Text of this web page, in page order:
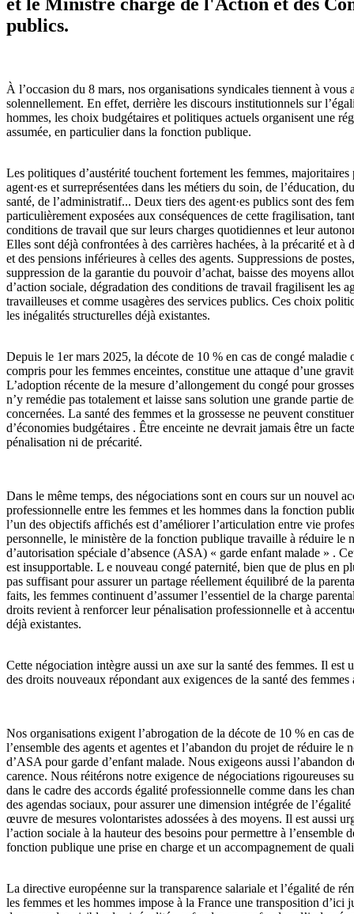
publics.
À l’occasion du 8 mars, nos organisations syndicales tiennent à vous
solennellement. En effet, derrière les discours institutionnels sur
hommes, les choix budgétaires et politiques actuels organisent une
assumée, en particulier dans la fonction publique.
Les politiques d’austérité touchent fortement les femmes, majoritaires
agent·es et surreprésentées dans les métiers du soin, de l’éducation,
santé, de l’administratif... Deux tiers des agent·es publics sont des
particulièrement exposées aux conséquences de cette fragilisation,
conditions de travail que sur leurs charges quotidiennes et leur
Elles sont déjà confrontées à des carrières hachées, à la précarité et à
et des pensions inférieures à celles des agents. Suppressions de
suppression de la garantie du pouvoir d’achat, baisse des moyens
d’action sociale, dégradation des conditions de travail fragilisent les
travailleuses et comme usagères des services publics. Ces choix
les inégalités structurelles déjà existantes.
Depuis le 1er mars 2025, la décote de 10 % en cas de congé maladie
compris pour les femmes enceintes, constitue une attaque d’une
L’adoption récente de la mesure d’allongement du congé pour
n’y remédie pas totalement et laisse sans solution une grande partie
concernées. La santé des femmes et la grossesse ne peuvent
d’économies budgétaires . Être enceinte ne devrait jamais être un
pénalisation ni de précarité.
Dans le même temps, des négociations sont en cours sur un nouvel
professionnelle entre les femmes et les hommes dans la fonction
l’un des objectifs affichés est d’améliorer l’articulation entre vie
personnelle, le ministère de la fonction publique travaille à réduire le
d’autorisation spéciale d’absence (ASA) « garde enfant malade » .
est insupportable. L e nouveau congé paternité, bien que de plus en
pas suffisant pour assurer un partage réellement équilibré de la
faits, les femmes continuent d’assumer l’essentiel de la charge
droits revient à renforcer leur pénalisation professionnelle et à
déjà existantes.
Cette négociation intègre aussi un axe sur la santé des femmes. Il est
des droits nouveaux répondant aux exigences de la santé des femmes
Nos organisations exigent l’abrogation de la décote de 10 % en cas
l’ensemble des agents et agentes et l’abandon du projet de réduire le
d’ASA pour garde d’enfant malade. Nous exigeons aussi l’abandon
carence. Nous réitérons notre exigence de négociations rigoureuses
dans le cadre des accords égalité professionnelle comme dans les
des agendas sociaux, pour assurer une dimension intégrée de
œuvre de mesures volontaristes adossées à des moyens. Il est aussi
l’action sociale à la hauteur des besoins pour permettre à l’ensemble
fonction publique une prise en charge et un accompagnement de
La directive européenne sur la transparence salariale et l’égalité de
les femmes et les hommes impose à la France une transposition d’ici